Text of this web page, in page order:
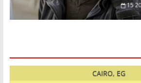
15 مارس، 2026
CAIRO, EG